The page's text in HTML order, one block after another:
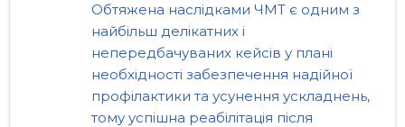
Обтяжена наслідками ЧМТ є одним з
найбільш делікатних і
непередбачуваних кейсів у плані
необхідності забезпечення надійної
профілактики та усунення ускладнень,
тому успішна реабілітація після